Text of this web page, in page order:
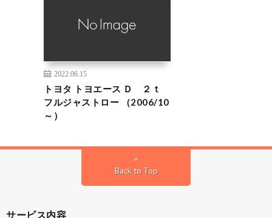
2022.06.15
トヨタ トヨエース Ｄ ２ｔ
フルジャストロー （2006/10
～）
Back to Top
サービス内容